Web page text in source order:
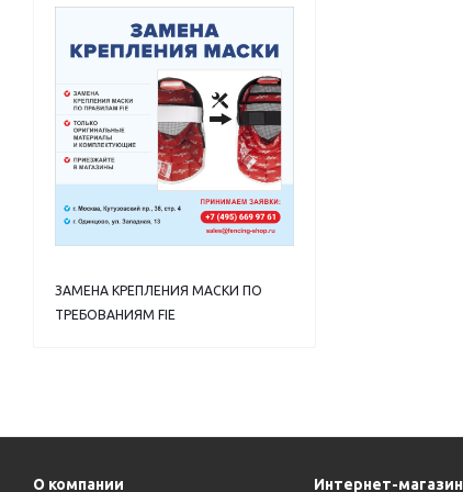
ЗАМЕНА КРЕПЛЕНИЯ МАСКИ ПО
ТРЕБОВАНИЯМ FIE
О компании Интернет-магазин